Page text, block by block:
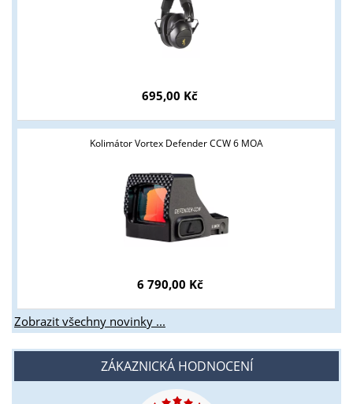
695,00 Kč
Kolimátor Vortex Defender CCW 6 MOA
6 790,00 Kč
Zobrazit všechny novinky ...
ZÁKAZNICKÁ HODNOCENÍ